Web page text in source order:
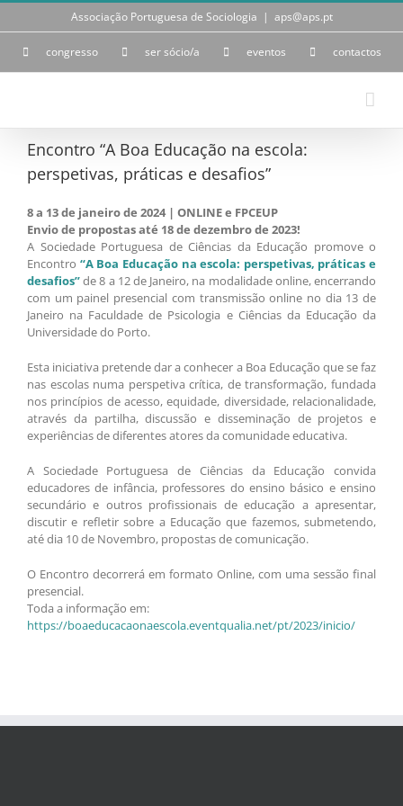
Skip
Associação Portuguesa de Sociologia | aps@aps.pt
congresso ser sócio/a eventos contactos
Encontro “A Boa Educação na escola:
perspetivas, práticas e desafios”
8 a 13 de janeiro de 2024 | ONLINE e FPCEUP
Envio de propostas até 18 de dezembro de 2023!
A Sociedade Portuguesa de Ciências da Educação promove o
Encontro “A Boa Educação na escola: perspetivas, práticas e
desafios”de 8 a 12 de Janeiro, na modalidade online, encerrando
com um painel presencial com transmissão online no dia 13 de
Janeiro na Faculdade de Psicologia e Ciências da Educação da
Universidade do Porto.
Esta iniciativa pretende dar a conhecer a Boa Educação que se faz
nas escolas numa perspetiva crítica, de transformação, fundada
nos princípios de acesso, equidade, diversidade, relacionalidade,
através da partilha, discussão e disseminação de projetos e
experiências de diferentes atores da comunidade educativa.
A Sociedade Portuguesa de Ciências da Educação convida
educadores de infância, professores do ensino básico e ensino
secundário e outros profissionais de educação a apresentar,
discutir e refletir sobre a Educação que fazemos, submetendo,
até dia 10 de Novembro, propostas de comunicação.
O Encontro decorrerá em formato Online, com uma sessão final
presencial.
Toda a informação em:
https://boaeducacaonaescola.eventqualia.net/pt/2023/inicio/